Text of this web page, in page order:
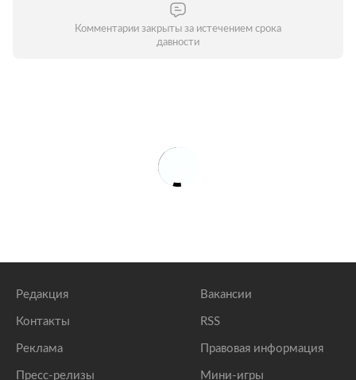
Комментарии закрыты за истечением срока
давности
Редакция
Контакты
Реклама
Пресс-релизы
Вакансии
RSS
Правовая информация
Мини-игры